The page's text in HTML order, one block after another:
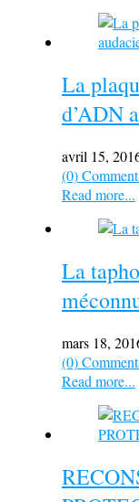
La
d’ADN
avril 15,
(0)
Read more...
La
mars 18,
(0)
Read more...